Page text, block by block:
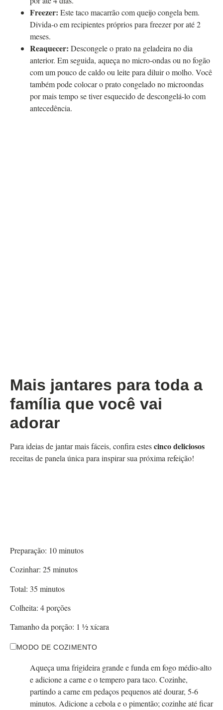
Freezer: Este taco macarrão com queijo congela bem.
Divida-o em recipientes próprios para freezer por até 2
meses.
Reaquecer: Descongele o prato na geladeira no dia
anterior. Em seguida, aqueça no micro-ondas ou no fogão
com um pouco de caldo ou leite para diluir o molho. Você
também pode colocar o prato congelado no microondas
por mais tempo se tiver esquecido de descongelá-lo com
antecedência.
Mais jantares para toda a
família que você vai
adorar
Para ideias de jantar mais fáceis, confira estescinco deliciosos
receitas de panela única para inspirar sua próxima refeição!
Preparação: 10minutos
Cozinhar: 25 minutos
Total: 35 minutos
Colheita: 4porções
Tamanho da porção: 1 ½ xícara
MODO DE COZIMENTO
Aqueça uma frigideira grande e funda em fogo médio-alto
e adicione a carne e o tempero para taco. Cozinhe,
partindo a carne em pedaços pequenos até dourar, 5-6
minutos. Adicione a cebola e o pimentão; cozinhe até ficar